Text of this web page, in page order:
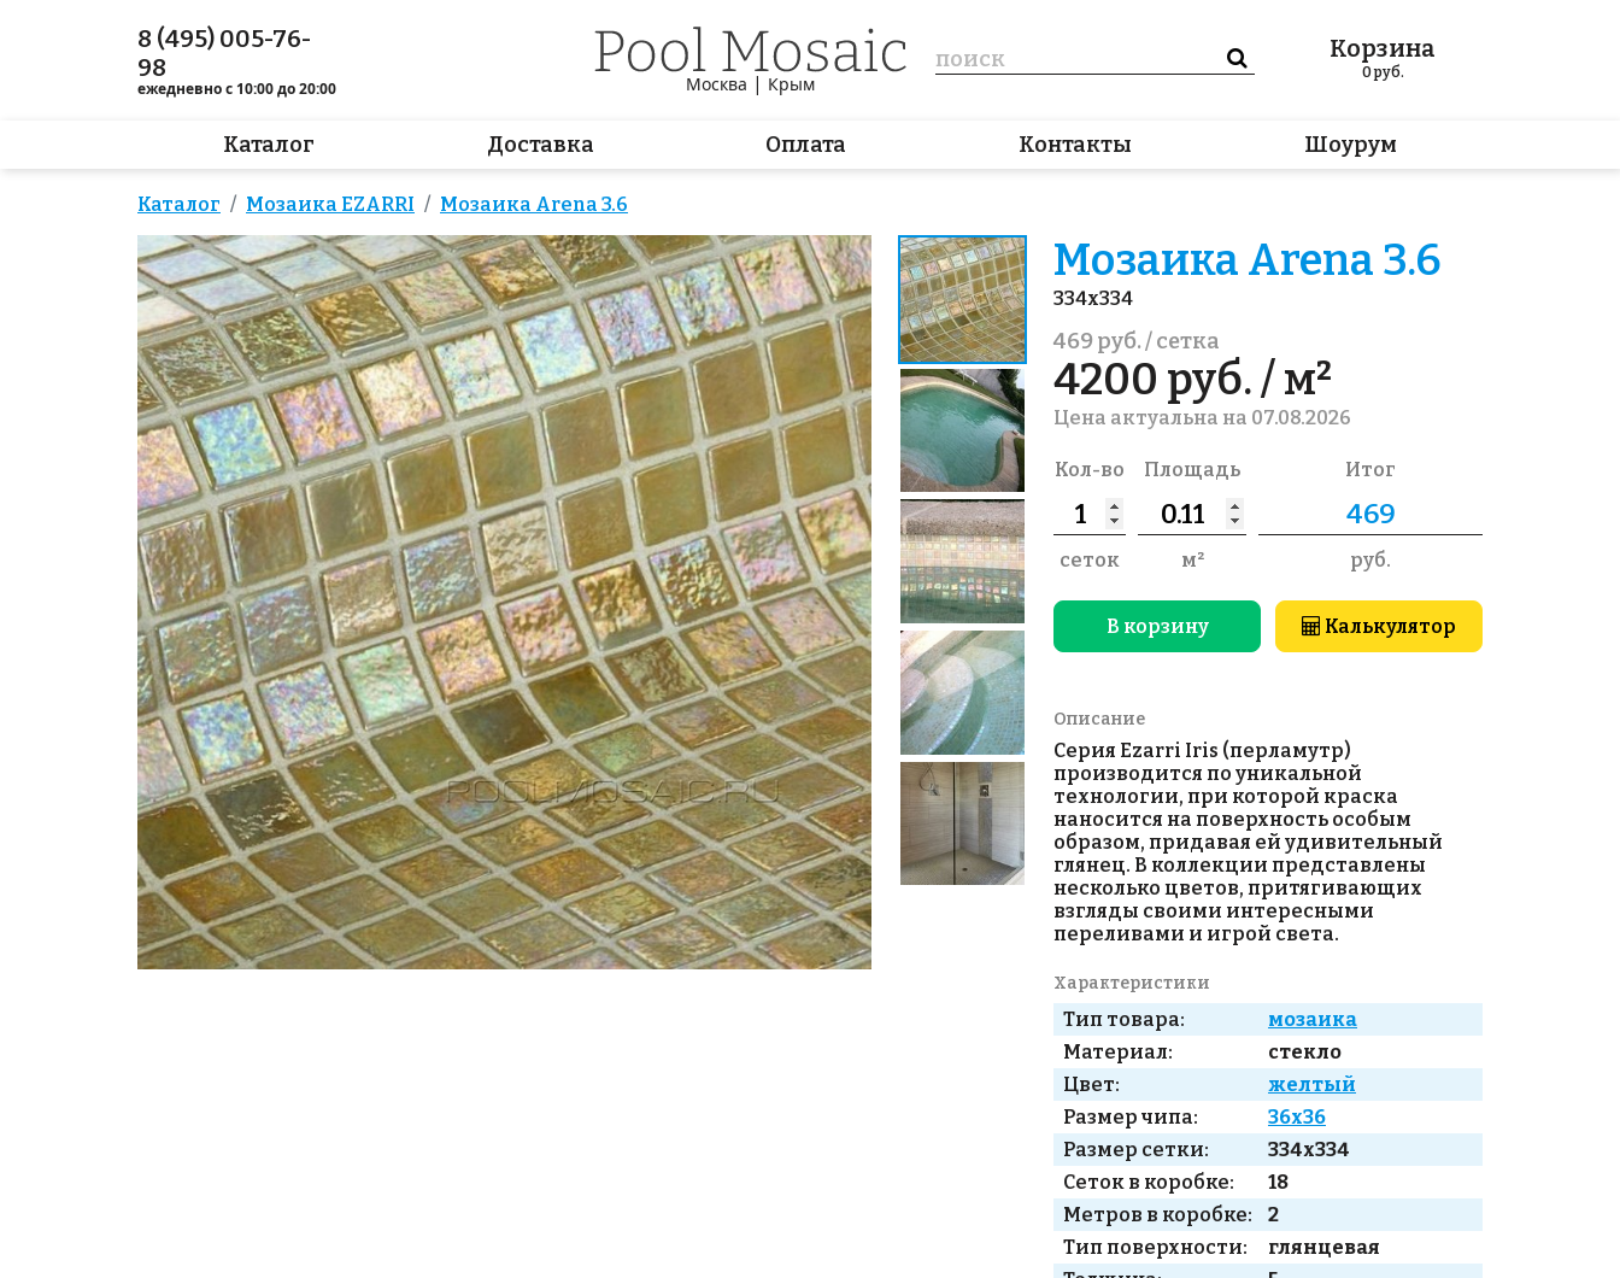
8 (495) 005-76-
98
ежедневно с 10:00 до 20:00 Москва | Крым
Корзина
0руб.
Каталог Доставка Оплата Контакты Шоурум
Каталог Мозаика EZARRI Мозаика Arena 3.6
Мозаика Arena 3.6
334x334
469 руб. / сетка
4200 руб. / м²
Цена актуальна на 07.08.2026
Кол-во
сеток
Площадь
м²
Итог
руб.
В корзину Калькулятор
Описание
Серия Ezarri Iris (перламутр)
производится по уникальной
технологии, при которой краска
наносится на поверхность особым
образом, придавая ей удивительный
глянец. В коллекции представлены
несколько цветов, притягивающих
взгляды своими интересными
переливами и игрой света.
Характеристики
Тип товара:
мозаика
Материал:
стекло
Цвет:
желтый
Размер чипа:
36x36
Размер сетки:
334x334
Сеток в коробке:
18
Метров в коробке:
2
Тип поверхности:
глянцевая